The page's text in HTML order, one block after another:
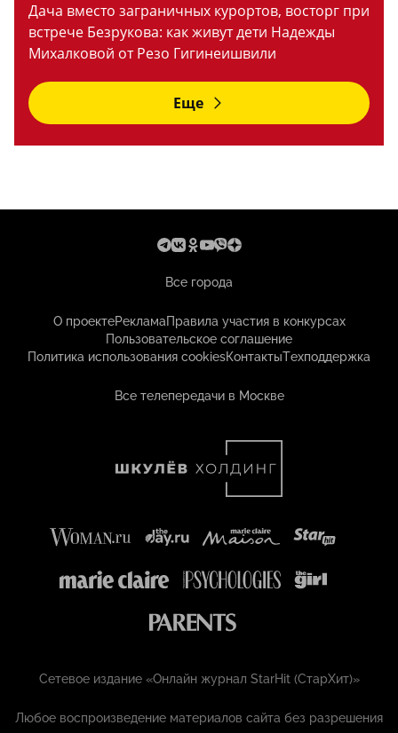
Дача вместо заграничных курортов, восторг при
встрече Безрукова: как живут дети Надежды
Михалковой от Резо Гигинеишвили
Еще
Все города
О проектеРекламаПравила участия в конкурсах
Пользовательское соглашение
Политика использования cookiesКонтактыТехподдержка
Все телепередачи в Москве
Сетевое издание «Онлайн журнал StarHit (СтарХит)»
Любое воспроизведение материалов сайта без разрешения